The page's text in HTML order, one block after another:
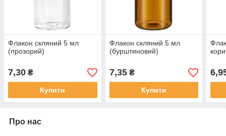
Флакон скляний 5 мл
(прозорий)
7,30 ₴
Купити
Флакон скляний 5 мл
(бурштиновий)
7,35₴
Купити
Про нас